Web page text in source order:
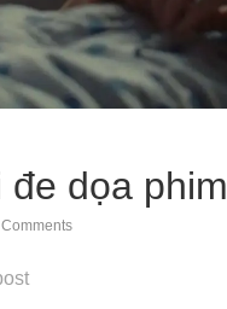
dọa phim